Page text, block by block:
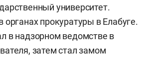
университет.
органах прокуратуры в Елабуге.
в надзорном ведомстве в
затем стал замом